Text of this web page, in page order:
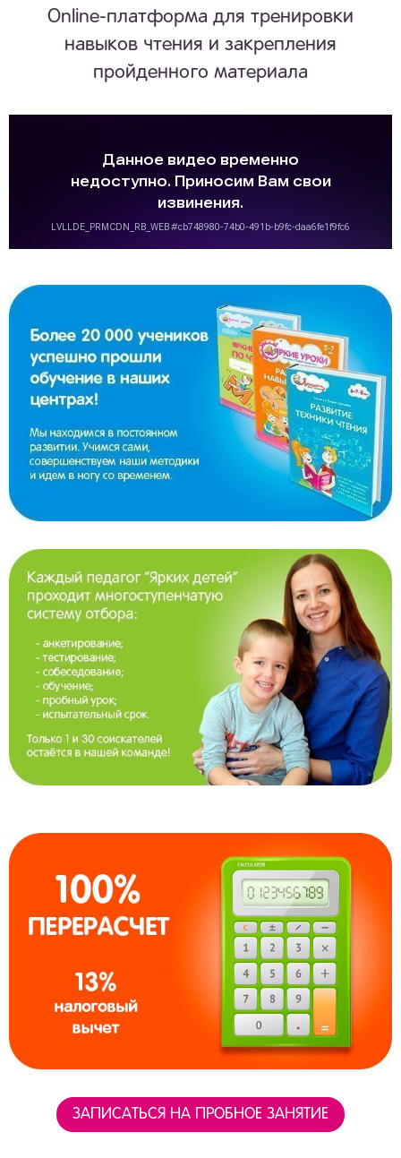
Online-платформа для тренировки
навыков чтения и закрепления
пройденного материала
ЗАПИСАТЬСЯ НА ПРОБНОЕ ЗАНЯТИЕ